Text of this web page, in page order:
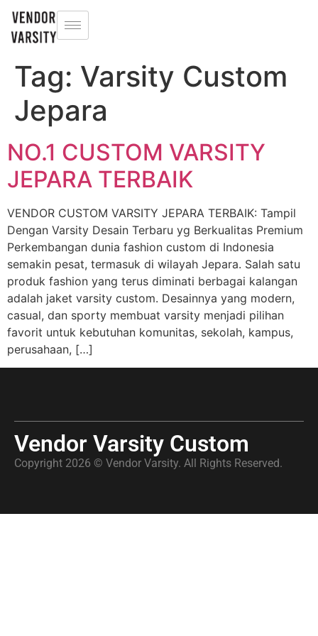
Tag: Varsity Custom
Jepara
NO.1 CUSTOM VARSITY
JEPARA TERBAIK
VENDOR CUSTOM VARSITY JEPARA TERBAIK: Tampil
Dengan Varsity Desain Terbaru yg Berkualitas Premium
Perkembangan dunia fashion custom di Indonesia
semakin pesat, termasuk di wilayah Jepara. Salah satu
produk fashion yang terus diminati berbagai kalangan
adalah jaket varsity custom. Desainnya yang modern,
casual, dan sporty membuat varsity menjadi pilihan
favorit untuk kebutuhan komunitas, sekolah, kampus,
perusahaan, […]
Vendor Varsity Custom
Copyright 2026 © Vendor Varsity. All Rights Reserved.